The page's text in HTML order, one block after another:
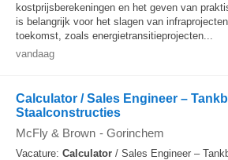
kostprijsberekeningen en het geven van
is belangrijk voor het slagen van
toekomst, zoals energietransitieprojecten...
vandaag
Calculator / Sales Engineer –
Staalconstructies
McFly & Brown - Gorinchem
Vacature: Calculator / Sales Engineer –